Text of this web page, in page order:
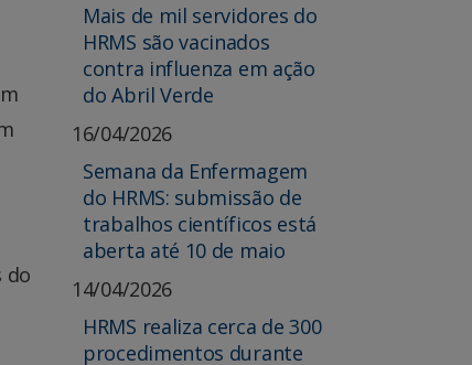
do
Mais de mil servidores do
HRMS são vacinados
contra influenza em ação
do Abril Verde
16/04/2026
Semana da Enfermagem
do HRMS: submissão de
trabalhos científicos está
aberta até 10 de maio
14/04/2026
HRMS realiza cerca de 300
procedimentos durante